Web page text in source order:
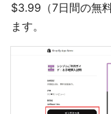
$3.99（7日間の無
ます。